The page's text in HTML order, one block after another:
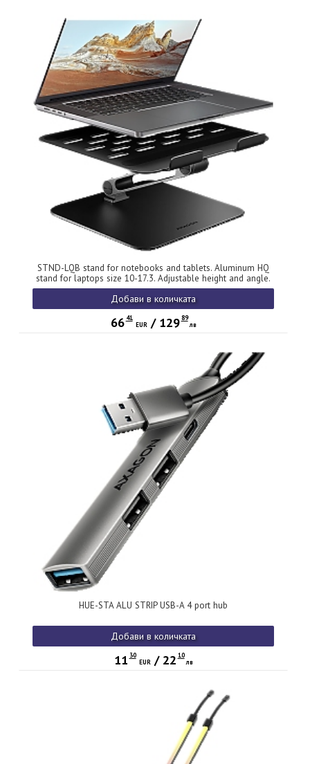
STND-LQB stand for notebooks and tablets. Aluminum HQ
stand for laptops size 10-17.3. Adjustable height and angle.
Black.
Добави в количката
66 41
EUR/ 129 89
лв
HUE-STA ALU STRIP USB-A 4 port hub
Добави в количката
11 30
EUR/ 22 10
лв